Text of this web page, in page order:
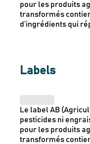
pour les produits
transformés
d’ingrédients qui
Labels
Le label AB
pesticides ni
pour les produits
transformés